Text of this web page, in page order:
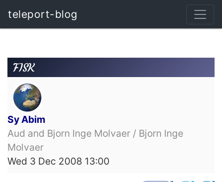
teleport-blog
FISK
Sy Abim
Aud and Bjorn Inge Molvaer / Bjorn Inge
Molvaer
Wed 3 Dec 2008 13:00